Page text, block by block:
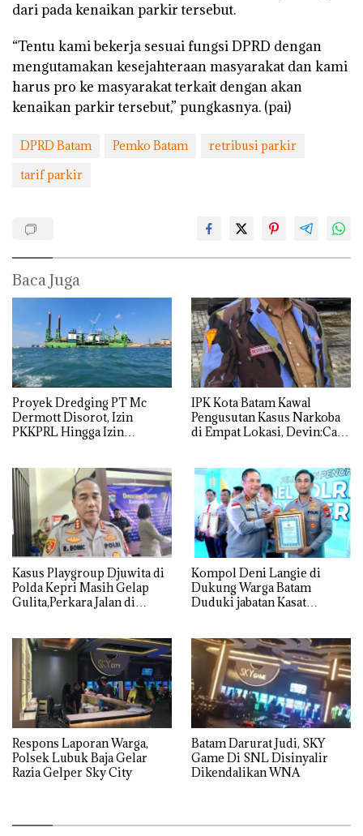
dari pada kenaikan parkir tersebut.
“Tentu kami bekerja sesuai fungsi DPRD dengan
mengutamakan kesejahteraan masyarakat dan kami
harus pro ke masyarakat terkait dengan akan
kenaikan parkir tersebut,” pungkasnya. (pai)
DPRD Batam Pemko Batam
retribusi parkir
tarif parkir
Baca Juga
Proyek Dredging PT Mc
Dermott Disorot, Izin
PKKPRL Hingga Izin
IPK Kota Batam Kawal
Pengusutan Kasus Narkoba
di Empat Lokasi, Devin:Cari
Kasus Playgroup Djuwita di
Polda Kepri Masih Gelap
Gulita,Perkara Jalan di
Kompol Deni Langie di
Dukung Warga Batam
Duduki jabatan Kasat
Respons Laporan Warga,
Polsek Lubuk Baja Gelar
Razia Gelper Sky City
Batam Darurat Judi, SKY
Game Di SNL Disinyalir
Dikendalikan WNA